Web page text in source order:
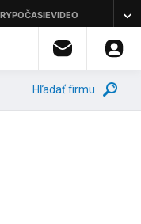
Hľadať firmu